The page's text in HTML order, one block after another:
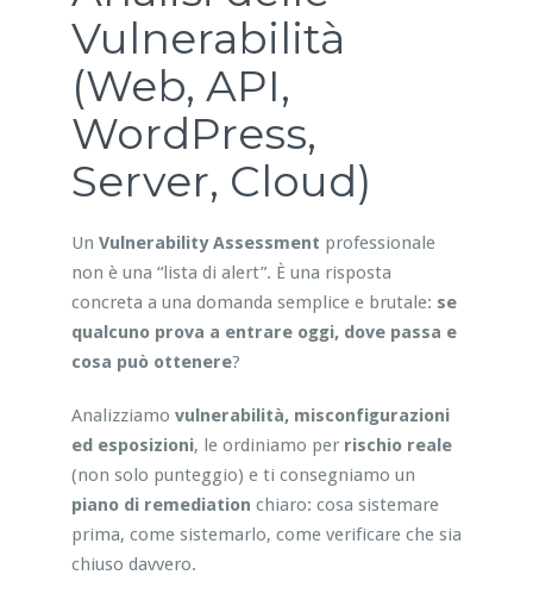
Vulnerabilità
(Web, API,
WordPress,
Server, Cloud)
Un Vulnerability Assessment professionale
non è una “lista di alert”. È una risposta
concreta a una domanda semplice e brutale: se
qualcuno prova a entrare oggi, dove passa e
cosa può ottenere?
Analizziamo vulnerabilità, misconfigurazioni
ed esposizioni, le ordiniamo per rischio reale
(non solo punteggio) e ti consegniamo un
piano di remediation chiaro: cosa sistemare
prima, come sistemarlo, come verificare che sia
chiuso davvero.